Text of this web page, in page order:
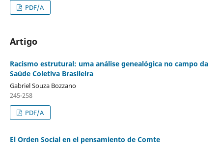
PDF/A
Artigo
Racismo estrutural: uma análise genealógica no campo da
Saúde Coletiva Brasileira
Gabriel Souza Bozzano
245-258
PDF/A
El Orden Social en el pensamiento de Comte